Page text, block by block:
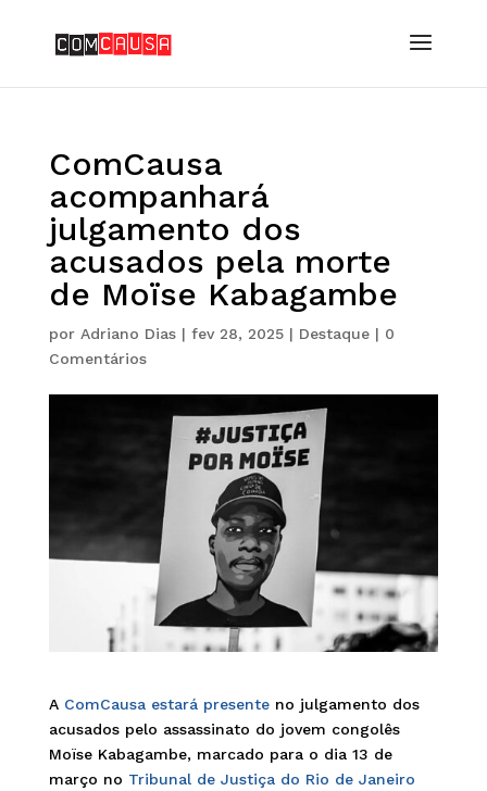
ComCausa
acompanhará
julgamento dos
acusados pela morte
de Moïse Kabagambe
por Adriano Dias| fev 28, 2025| Destaque| 0
Comentários
A ComCausa estará presenteno julgamento dos
acusados pelo assassinato do jovem congolês
Moïse Kabagambe, marcado para o dia 13 de
março no Tribunal de Justiça do Rio de Janeiro